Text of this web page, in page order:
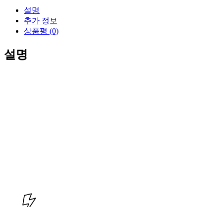
V1
•
Mobius
SG172
수
설명
추가 정보
상품평 (0)
설명